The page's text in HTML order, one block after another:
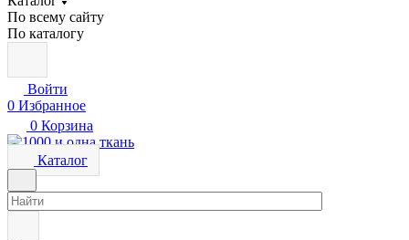
По всему сайту
По каталогу
Войти
0 Избранное
0 Корзина
Каталог